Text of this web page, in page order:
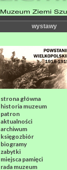
wystawy
strona główna
historia muzeum
patron
aktualności
archiwum
księgozbiór
biogramy
zabytki
miejsca pamięci
rada muzeum